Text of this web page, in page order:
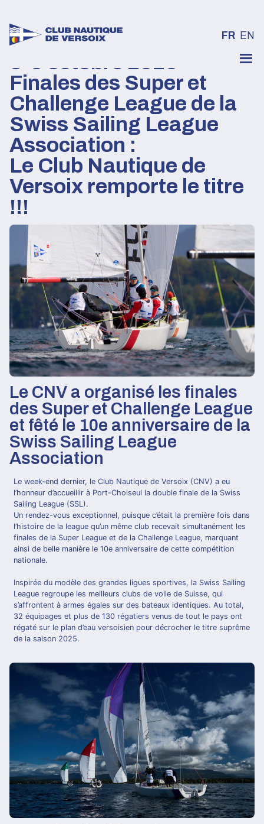
content
FR EN
3-5 octobre 2025 –
Finales des Super et
Challenge League de la
Swiss Sailing League
Association :
Le Club Nautique de
Versoix remporte le titre
!!!
Le CNV a organisé les finales
des Super et Challenge League
et fêté le 10e anniversaire de la
Swiss Sailing League
Association
Le week-end dernier, le Club Nautique de Versoix (CNV) a eu
l’honneur d’accueillir à Port-Choiseul la double finale de la Swiss
Sailing League (SSL).
Un rendez-vous exceptionnel, puisque c’était la première fois dans
l’histoire de la league qu’un même club recevait simultanément les
finales de la Super League et de la Challenge League, marquant
ainsi de belle manière le 10e anniversaire de cette compétition
nationale.
Inspirée du modèle des grandes ligues sportives, la Swiss Sailing
League regroupe les meilleurs clubs de voile de Suisse, qui
s’affrontent à armes égales sur des bateaux identiques. Au total,
32 équipages et plus de 130 régatiers venus de tout le pays ont
régaté sur le plan d’eau versoisien pour décrocher le titre suprême
de la saison 2025.